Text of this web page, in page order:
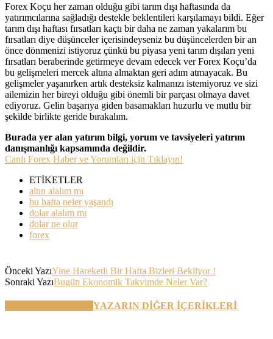
Forex Koçu her zaman olduğu gibi tarım dışı haftasında da
yatırımcılarına sağladığı destekle beklentileri karşılamayı bildi. Eğer
tarım dışı haftası fırsatları kaçtı bir daha ne zaman yakalarım bu
fırsatları diye düşünceler içerisindeyseniz bu düşüncelerden bir an
önce dönmenizi istiyoruz çünkü bu piyasa yeni tarım dışıları yeni
fırsatları beraberinde getirmeye devam edecek ver Forex Koçu’da
bu gelişmeleri mercek altına almaktan geri adım atmayacak. Bu
gelişmeler yaşanırken artık desteksiz kalmanızı istemiyoruz ve sizi
ailemizin her bireyi olduğu gibi önemli bir parçası olmaya davet
ediyoruz. Gelin başarıya giden basamakları huzurlu ve mutlu bir
şekilde birlikte geride bırakalım.
Burada yer alan yatırım bilgi, yorum ve tavsiyeleri yatırım
danışmanlığı kapsamında değildir.
Canlı Forex Haber ve Yorumları için Tıklayın!
ETİKETLER
altın alalım mı
bu hafta neler yaşandı
dolar alalım mı
dolar ne olur
forex
Önceki YazıYine Hareketli Bir Hafta Bizleri Bekliyor !
Sonraki YazıBugün Ekonomik Takvimde Neler Var?
YAZARIN DİĞER İÇERİKLERİ